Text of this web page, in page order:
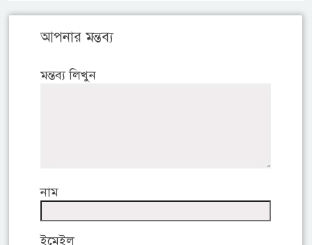
আপনার মন্তব্য
মন্তব্য লিখুন
নাম
ইমেইল